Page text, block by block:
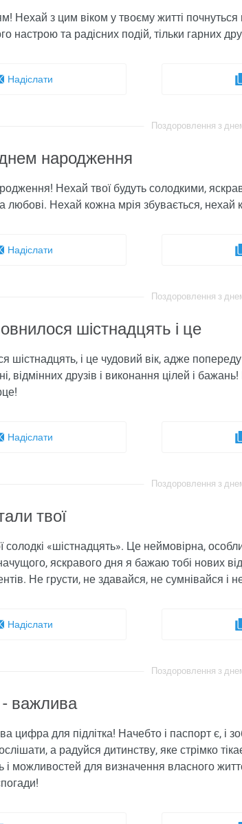
Нехай з цим віком у твоєму житті
настрою та радісних подій, тільки гарних
Надіслати
Поздоровлення з
​​народження
Нехай твої будуть солодкими,
любові. Нехай кожна мрія збувається,
Надіслати
Поздоровлення з
шістнадцять і це
шістнадцять, і це чудовий вік, адже
відмінних друзів і виконання цілей і
Надіслати
Поздоровлення з
твої
солодкі «шістнадцять». Це неймовірна,
яскравого дня я бажаю тобі нових
Не грусти, не здавайся, не сумнівайся і
Надіслати
Поздоровлення з
- важлива
цифра для підлітка! Начебто і паспорт є, і
а радуйся дитинству, яке стрімко
і можливостей для визначення власного